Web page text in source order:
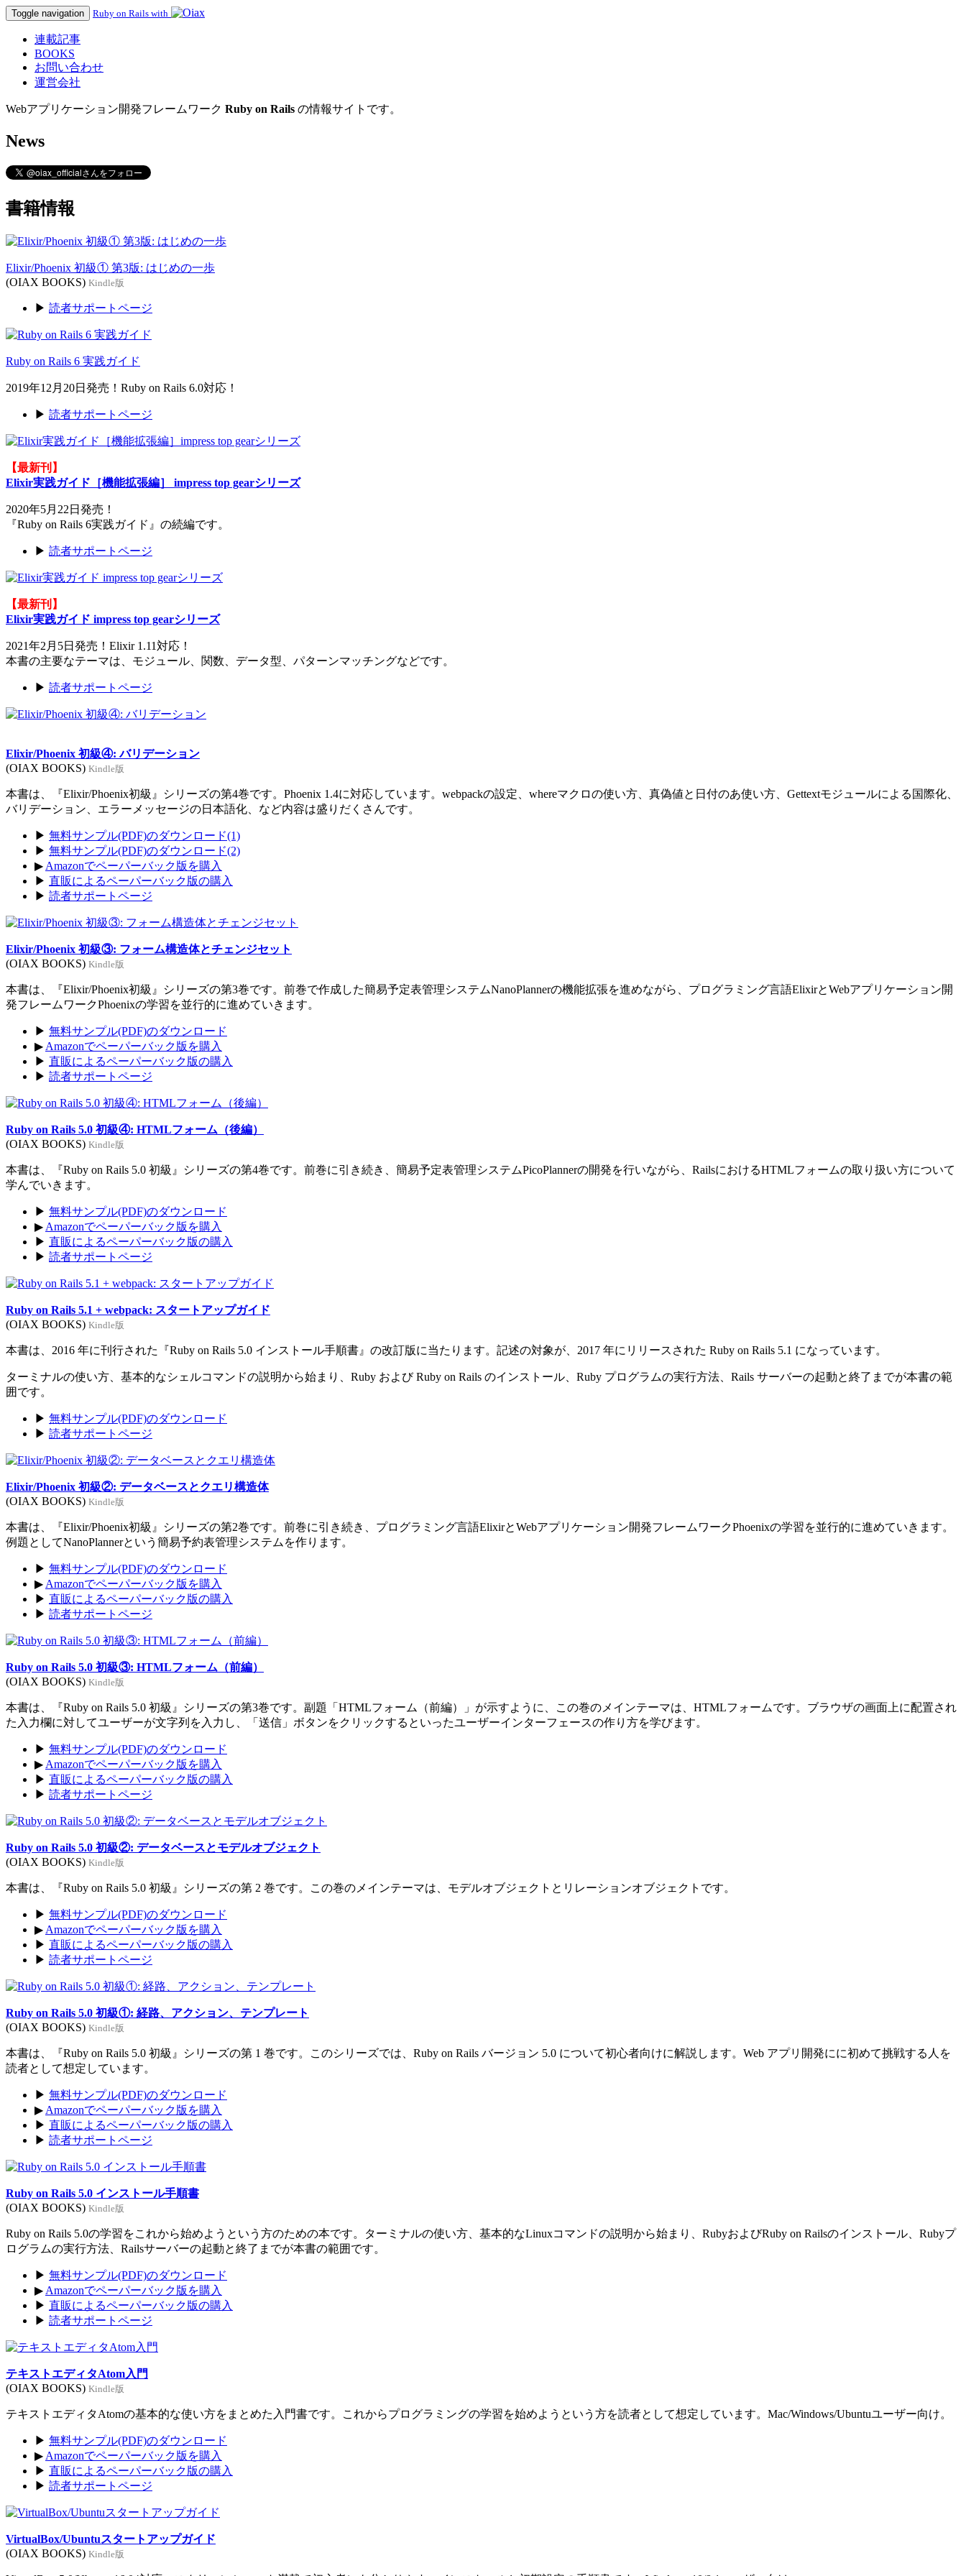
Toggle navigation Ruby on Rails with
連載記事
BOOKS
お問い合わせ
運営会社
Webアプリケーション開発フレームワーク Ruby on Rails の情報サイトです。
News
書籍情報
Elixir/Phoenix 初級① 第3版: はじめの一歩
(OIAX BOOKS) Kindle版
▶ 読者サポートページ
Ruby on Rails 6 実践ガイド
2019年12月20日発売！Ruby on Rails 6.0対応！
▶ 読者サポートページ
【最新刊】
Elixir実践ガイド［機能拡張編］ impress top gearシリーズ
2020年5月22日発売！
『Ruby on Rails 6実践ガイド』の続編です。
▶ 読者サポートページ
【最新刊】
Elixir実践ガイド impress top gearシリーズ
2021年2月5日発売！Elixir 1.11対応！
本書の主要なテーマは、モジュール、関数、データ型、パターンマッチングなどです。
▶ 読者サポートページ
Elixir/Phoenix 初級④: バリデーション
(OIAX BOOKS) Kindle版
本書は、『Elixir/Phoenix初級』シリーズの第4巻です。Phoenix 1.4に対応しています。webpackの設定、whereマクロの使い方、真偽値と日付のあ使い方、Gettextモジュールによる国際化、
バリデーション、エラーメッセージの日本語化、など内容は盛りだくさんです。
▶ 無料サンプル(PDF)のダウンロード(1)
▶ 無料サンプル(PDF)のダウンロード(2)
▶ Amazonでペーパーバック版を購入
▶ 直販によるペーパーバック版の購入
▶ 読者サポートページ
Elixir/Phoenix 初級③: フォーム構造体とチェンジセット
(OIAX BOOKS) Kindle版
本書は、『Elixir/Phoenix初級』シリーズの第3巻です。前巻で作成した簡易予定表管理システムNanoPlannerの機能拡張を進めながら、プログラミング言語ElixirとWebアプリケーション開
発フレームワークPhoenixの学習を並行的に進めていきます。
▶ 無料サンプル(PDF)のダウンロード
▶ Amazonでペーパーバック版を購入
▶ 直販によるペーパーバック版の購入
▶ 読者サポートページ
Ruby on Rails 5.0 初級④: HTMLフォーム（後編）
(OIAX BOOKS) Kindle版
本書は、『Ruby on Rails 5.0 初級』シリーズの第4巻です。前巻に引き続き、簡易予定表管理システムPicoPlannerの開発を行いながら、RailsにおけるHTMLフォームの取り扱い方について
学んでいきます。
▶ 無料サンプル(PDF)のダウンロード
▶ Amazonでペーパーバック版を購入
▶ 直販によるペーパーバック版の購入
▶ 読者サポートページ
Ruby on Rails 5.1 + webpack: スタートアップガイド
(OIAX BOOKS) Kindle版
本書は、2016 年に刊行された『Ruby on Rails 5.0 インストール手順書』の改訂版に当たります。記述の対象が、2017 年にリリースされた Ruby on Rails 5.1 になっています。
ターミナルの使い方、基本的なシェルコマンドの説明から始まり、Ruby および Ruby on Rails のインストール、Ruby プログラムの実行方法、Rails サーバーの起動と終了までが本書の範
囲です。
▶ 無料サンプル(PDF)のダウンロード
▶ 読者サポートページ
Elixir/Phoenix 初級②: データベースとクエリ構造体
(OIAX BOOKS) Kindle版
本書は、『Elixir/Phoenix初級』シリーズの第2巻です。前巻に引き続き、プログラミング言語ElixirとWebアプリケーション開発フレームワークPhoenixの学習を並行的に進めていきます。
例題としてNanoPlannerという簡易予約表管理システムを作ります。
▶ 無料サンプル(PDF)のダウンロード
▶ Amazonでペーパーバック版を購入
▶ 直販によるペーパーバック版の購入
▶ 読者サポートページ
Ruby on Rails 5.0 初級③: HTMLフォーム（前編）
(OIAX BOOKS) Kindle版
本書は、『Ruby on Rails 5.0 初級』シリーズの第3巻です。副題「HTMLフォーム（前編）」が示すように、この巻のメインテーマは、HTMLフォームです。ブラウザの画面上に配置され
た入力欄に対してユーザーが文字列を入力し、「送信」ボタンをクリックするといったユーザーインターフェースの作り方を学びます。
▶ 無料サンプル(PDF)のダウンロード
▶ Amazonでペーパーバック版を購入
▶ 直販によるペーパーバック版の購入
▶ 読者サポートページ
Ruby on Rails 5.0 初級②: データベースとモデルオブジェクト
(OIAX BOOKS) Kindle版
本書は、『Ruby on Rails 5.0 初級』シリーズの第 2 巻です。この巻のメインテーマは、モデルオブジェクトとリレーションオブジェクトです。
▶ 無料サンプル(PDF)のダウンロード
▶ Amazonでペーパーバック版を購入
▶ 直販によるペーパーバック版の購入
▶ 読者サポートページ
Ruby on Rails 5.0 初級①: 経路、アクション、テンプレート
(OIAX BOOKS) Kindle版
本書は、『Ruby on Rails 5.0 初級』シリーズの第 1 巻です。このシリーズでは、Ruby on Rails バージョン 5.0 について初心者向けに解説します。Web アプリ開発にに初めて挑戦する人を
読者として想定しています。
▶ 無料サンプル(PDF)のダウンロード
▶ Amazonでペーパーバック版を購入
▶ 直販によるペーパーバック版の購入
▶ 読者サポートページ
Ruby on Rails 5.0 インストール手順書
(OIAX BOOKS) Kindle版
Ruby on Rails 5.0の学習をこれから始めようという方のための本です。ターミナルの使い方、基本的なLinuxコマンドの説明から始まり、RubyおよびRuby on Railsのインストール、Rubyプ
ログラムの実行方法、Railsサーバーの起動と終了までが本書の範囲です。
▶ 無料サンプル(PDF)のダウンロード
▶ Amazonでペーパーバック版を購入
▶ 直販によるペーパーバック版の購入
▶ 読者サポートページ
テキストエディタAtom入門
(OIAX BOOKS) Kindle版
テキストエディタAtomの基本的な使い方をまとめた入門書です。これからプログラミングの学習を始めようという方を読者として想定しています。Mac/Windows/Ubuntuユーザー向け。
▶ 無料サンプル(PDF)のダウンロード
▶ Amazonでペーパーバック版を購入
▶ 直販によるペーパーバック版の購入
▶ 読者サポートページ
VirtualBox/Ubuntuスタートアップガイド
(OIAX BOOKS) Kindle版